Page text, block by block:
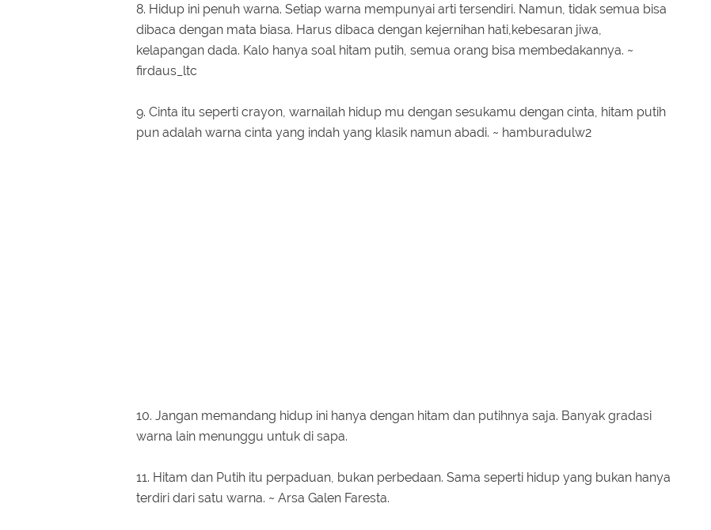
8. Hidup ini penuh warna. Setiap warna mempunyai arti tersendiri. Namun, tidak semua bisa
dibaca dengan mata biasa. Harus dibaca dengan kejernihan hati,kebesaran jiwa,
kelapangan dada. Kalo hanya soal hitam putih, semua orang bisa membedakannya. ~
firdaus_ltc
9. Cinta itu seperti crayon, warnailah hidup mu dengan sesukamu dengan cinta, hitam putih
pun adalah warna cinta yang indah yang klasik namun abadi. ~ hamburadulw2
10. Jangan memandang hidup ini hanya dengan hitam dan putihnya saja. Banyak gradasi
warna lain menunggu untuk di sapa.
11. Hitam dan Putih itu perpaduan, bukan perbedaan. Sama seperti hidup yang bukan hanya
terdiri dari satu warna. ~ Arsa Galen Faresta.